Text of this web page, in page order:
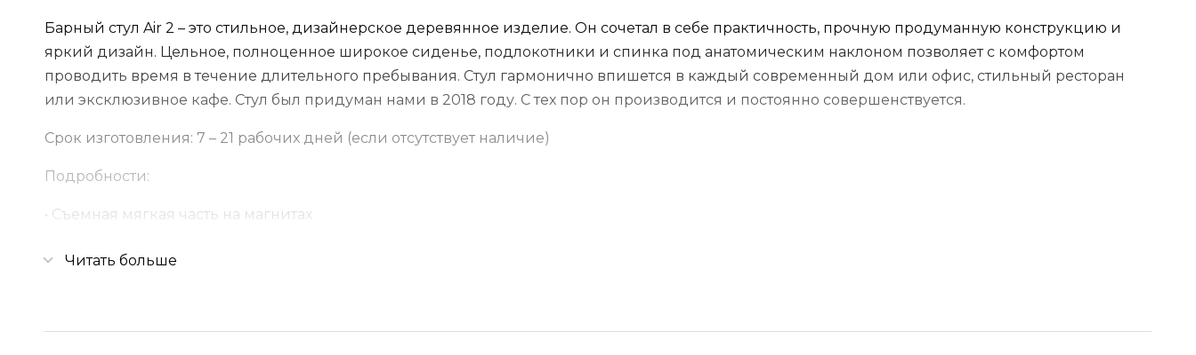
Барный стул Air 2 – это стильное, дизайнерское деревянное изделие. Он сочетал в себе практичность, прочную продуманную конструкцию и
яркий дизайн. Цельное, полноценное широкое сиденье, подлокотники и спинка под анатомическим наклоном позволяет с комфортом
проводить время в течение длительного пребывания. Стул гармонично впишется в каждый современный дом или офис, стильный ресторан
или эксклюзивное кафе. Стул был придуман нами в 2018 году. С тех пор он производится и постоянно совершенствуется.
Срок изготовления: 7 – 21 рабочих дней (если отсутствует наличие)
Подробности:
• Съемная мягкая часть на магнитах
• Две мягкие подушки из мебельного пенополиуретана.
• Мягкая часть на замках, позволяющая ее разобрать и постирать.
Читать больше